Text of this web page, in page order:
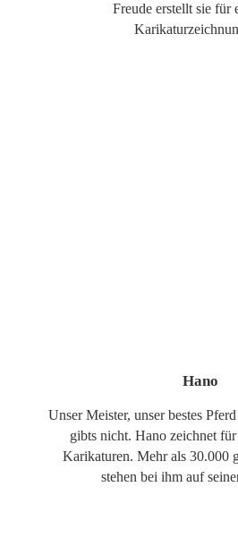
Freude erstellt sie für
Hano
Unser Meister, unser bestes
gibts nicht. Hano zeichnet
Karikaturen. Mehr als 30.000
stehen bei ihm auf